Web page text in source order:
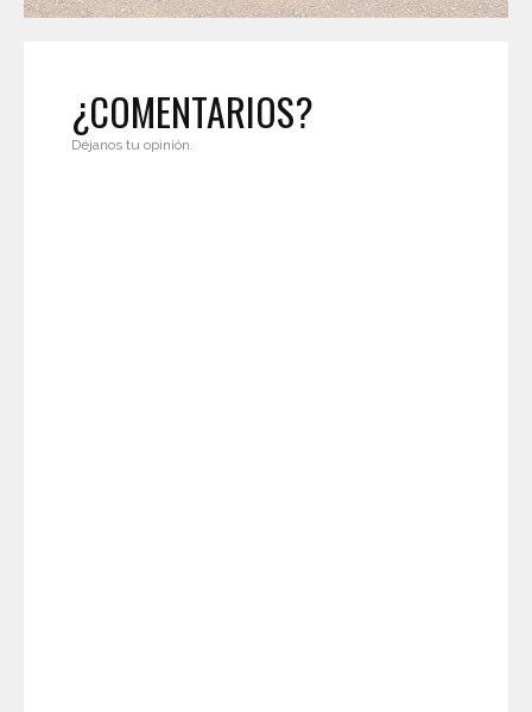
¿COMENTARIOS?
Déjanos tu opinión.